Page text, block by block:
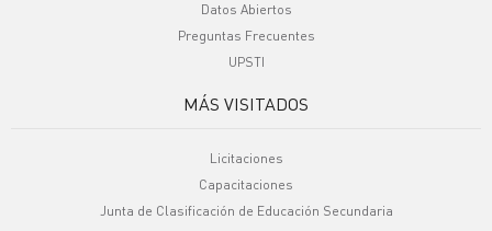
Datos Abiertos
Preguntas Frecuentes
UPSTI
MÁS VISITADOS
Licitaciones
Capacitaciones
Junta de Clasificación de Educación Secundaria